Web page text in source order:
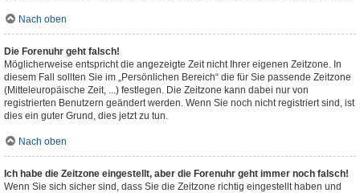
Nach oben
Die Forenuhr geht falsch!
Möglicherweise entspricht die angezeigte Zeit nicht Ihrer eigenen Zeitzone. In
diesem Fall sollten Sie im „Persönlichen Bereich“ die für Sie passende Zeitzone
(Mitteleuropäische Zeit, ...) festlegen. Die Zeitzone kann dabei nur von
registrierten Benutzern geändert werden. Wenn Sie noch nicht registriert sind, ist
dies ein guter Grund, dies jetzt zu tun.
Nach oben
Ich habe die Zeitzone eingestellt, aber die Forenuhr geht immer noch falsch!
Wenn Sie sich sicher sind, dass Sie die Zeitzone richtig eingestellt haben und